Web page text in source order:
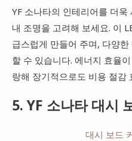
YF 소나타의 인테리어를 더
내 조명을 고려해 보세요. 이
급스럽게 만들어 주며, 다양
할 수 있습니다. 에너지 효율
랑해 장기적으로도 비용 절감
5. YF 소나타 대시
대시 보드